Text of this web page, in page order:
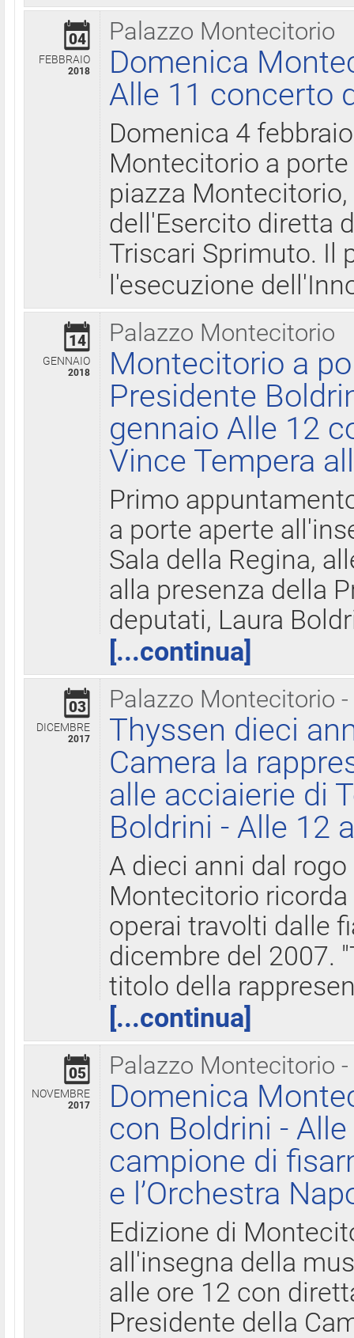
Palazzo Montecitorio
04
FEBBRAIO
2018
Domenica
Alle 11 concerto
Domenica 4
Montecitorio a
piazza
dell'Esercito diretta
Triscari Sprimuto. Il
l'esecuzione
Palazzo Montecitorio
14
GENNAIO
2018
Montecitorio a
Presidente
gennaio Alle 12
Vince Tempera
Primo
a porte aperte
Sala della Regina,
alla presenza della
deputati, Laura
[...continua]
Palazzo Montecitorio
03
DICEMBRE
2017
Thyssen dieci
Camera la
alle acciaierie di
Boldrini - Alle 12
A dieci anni dal
Montecitorio
operai travolti dalle
dicembre del 2007.
titolo della
[...continua]
Palazzo Montecitorio
05
NOVEMBRE
2017
Domenica
con Boldrini -
campione di
e l’Orchestra
Edizione di
all'insegna della
alle ore 12 con
Presidente della